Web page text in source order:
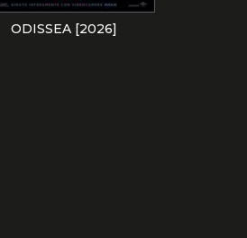
ODISSEA [2026]